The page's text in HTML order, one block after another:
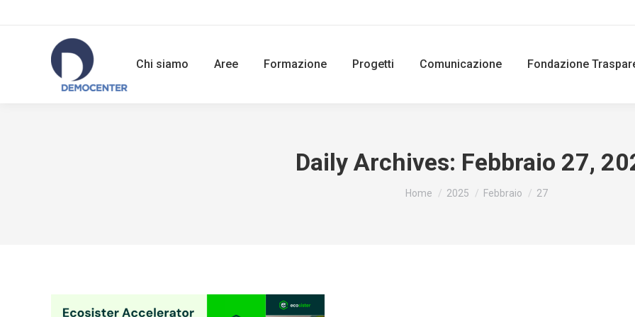
Chi siamo Aree Formazione Progetti Comunicazione Fondazione
Daily Archives: Febbraio 27,
You are here:
Home 2025 Febbraio 27